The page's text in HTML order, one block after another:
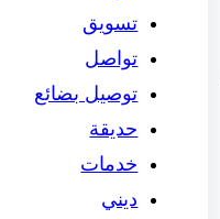
تسويق
تواصل
توصيل بضائع
حديقة
خدمات
ديني